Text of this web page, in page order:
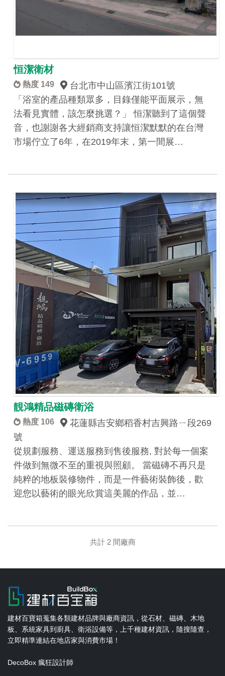
恒潔衛材
熱度 149
台北市中山區濱江街101號
「浴室的產品種類眾多，目錄僅能平面展示，無
法看見實體，該怎麼挑選？」 恒潔聽到了這個聲
音，也謝謝各大經銷商支持讓恒潔默默的在台灣
市場佇立了6年，在2019年末，第一間展…
靚鴻精品磁磚衛浴
熱度 106
花蓮縣吉安鄉稻香村吉興路ㄧ段269
號
從規劃服務、運送服務到售後服務, 對於每一個案
件做到無微不至的重視與照顧。 當磁磚不再只是
純粹的地板裝修物件，而是一件藝術裝飾後，歡
迎您以藝術的眼光欣賞這美麗的作品，並…
共計 2 間廠商
建材百寶箱蒐集各類建材品牌與廠商資訊，從石材、磁磚、木地
板、系統家具到廚具、衛浴設備等，上千種建材資訊，隨搜隨查，
立即精準連結在地店家與消費市場！
DecoBox 瘋狂設計師